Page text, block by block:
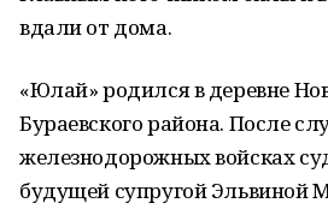
вдали от дома.
«Юлай» родился в деревне
Бураевского района. После
железнодорожных войсках
будущей супругой Эльвиной